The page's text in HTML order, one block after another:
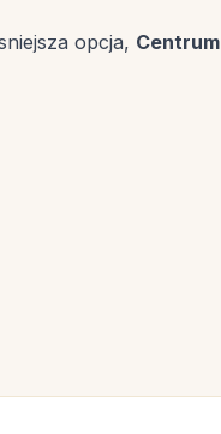
opcja, Centrum